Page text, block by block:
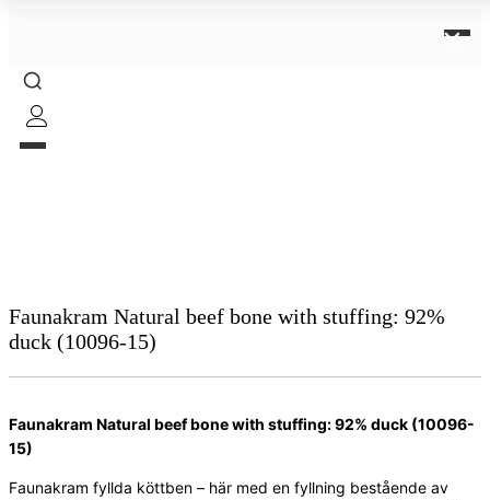
Faunakram Natural beef bone with stuffing: 92%
duck (10096-15)
Faunakram Natural beef bone with stuffing: 92% duck (10096-
15)
Faunakram fyllda köttben – här med en fyllning bestående av
×